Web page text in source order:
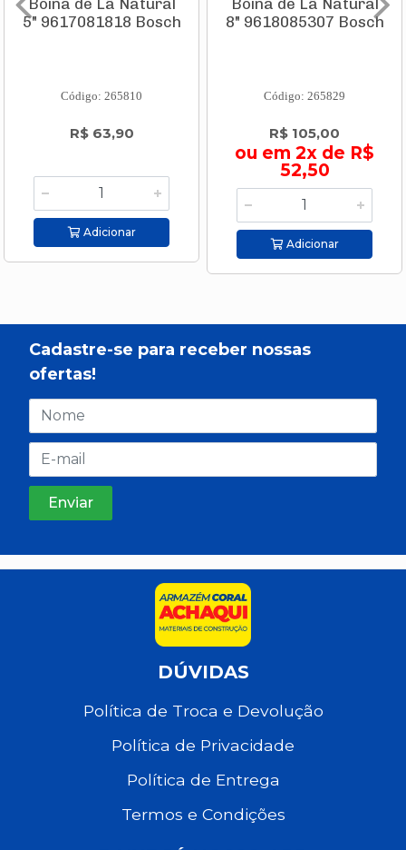
Boina de Lâ Natural
5" 9617081818 Bosch
Código: 265810
R$ 63,90
Adicionar
Boina de Lâ Natural
8" 9618085307 Bosch
Código: 265829
R$ 105,00
ou em 2x de R$
52,50
Adicionar
Cadastre-se para receber nossas
ofertas!
DÚVIDAS
Política de Troca e Devolução
Política de Privacidade
Política de Entrega
Termos e Condições